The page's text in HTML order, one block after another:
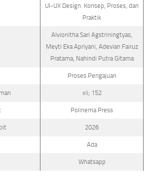
UI-UX Design: Konsep, Proses, dan
Praktik
Alvionitha Sari Agstriningtyas,
Meyti Eka Apriyani, Adevian Fairuz
Pratama, Nahindi Putra Gitama
Proses Pengajuan
xii; 152
Polinema Press
2026
Ada
Whatsapp